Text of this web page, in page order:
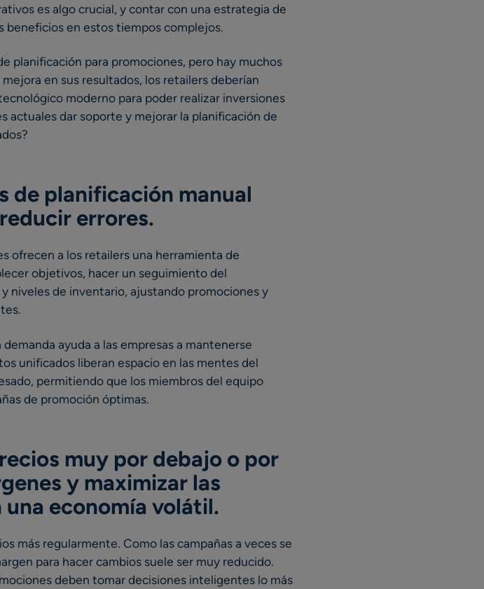
es algo crucial, y contar con una estrategia de
beneficios en estos tiempos complejos.
planificación para promociones, pero hay muchos
en sus resultados, los retailers deberían
moderno para poder realizar inversiones
actuales dar soporte y mejorar la planificación de
de planificación manual
errores.
ofrecen a los retailers una herramienta de
objetivos, hacer un seguimiento del
niveles de inventario, ajustando promociones y
ayuda a las empresas a mantenerse
unificados liberan espacio en las mentes del
permitiendo que los miembros del equipo
de promoción óptimas.
muy por debajo o por
y maximizar las
economía volátil.
más regularmente. Como las campañas a veces se
para hacer cambios suele ser muy reducido.
deben tomar decisiones inteligentes lo más